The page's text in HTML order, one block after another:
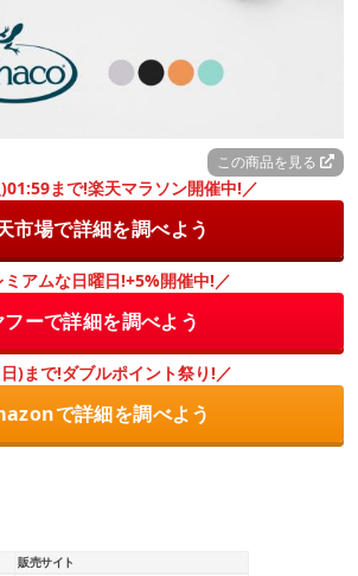
この商品を見る
まで!楽天マラソン開催中!／
市場で詳細を調べよう
ミアムな日曜日!+5%開催中!／
フーで詳細を調べよう
)まで!ダブルポイント祭り!／
で詳細を調べよう
販売サイト